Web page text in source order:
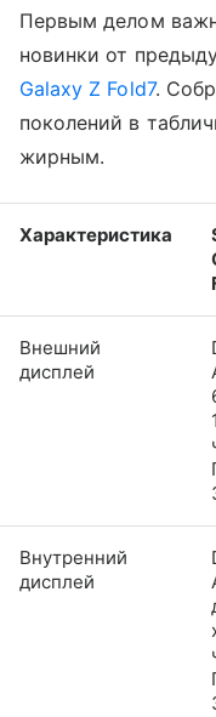
Первым делом
новинки от
Galaxy Z Fold7.
поколений в
жирным.
Характеристика
Внешний
дисплей
Внутренний
дисплей